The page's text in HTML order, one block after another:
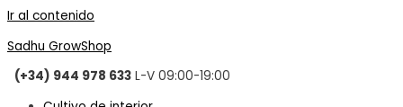
Ir al contenido
Sadhu GrowShop
(+34) 944 978 633 L-V 09:00-19:00